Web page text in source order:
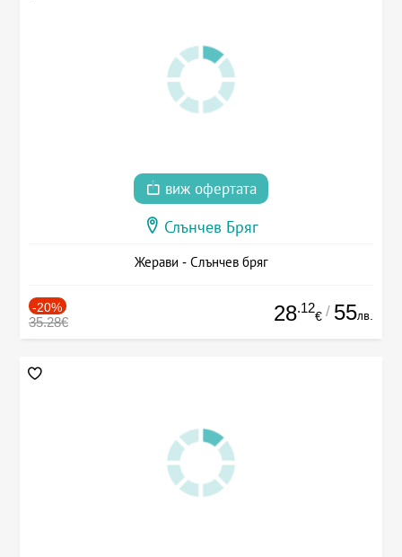
виж офертата
Слънчев Бряг
Жерави - Слънчев бряг
-20%
35.28€ 28.12
€ / 55лв.